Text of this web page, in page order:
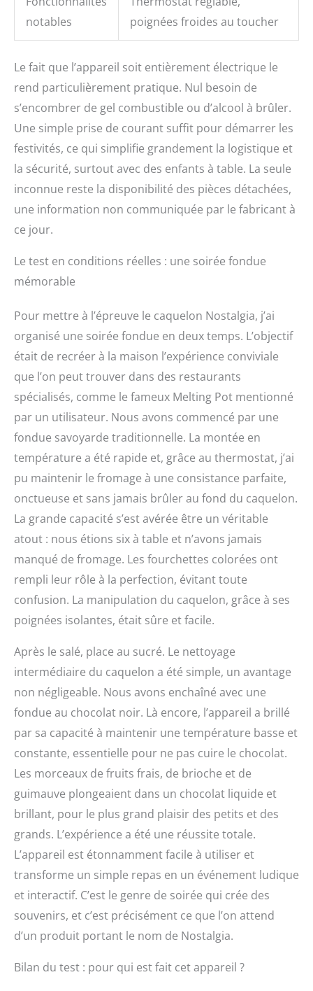
notables
poignées froides au toucher
Le fait que l’appareil soit entièrement électrique le
rend particulièrement pratique. Nul besoin de
s’encombrer de gel combustible ou d’alcool à brûler.
Une simple prise de courant suffit pour démarrer les
festivités, ce qui simplifie grandement la logistique et
la sécurité, surtout avec des enfants à table. La seule
inconnue reste la disponibilité des pièces détachées,
une information non communiquée par le fabricant à
ce jour.
Le test en conditions réelles : une soirée fondue
mémorable
Pour mettre à l’épreuve le caquelon Nostalgia, j’ai
organisé une soirée fondue en deux temps. L’objectif
était de recréer à la maison l’expérience conviviale
que l’on peut trouver dans des restaurants
spécialisés, comme le fameux Melting Pot mentionné
par un utilisateur. Nous avons commencé par une
fondue savoyarde traditionnelle. La montée en
température a été rapide et, grâce au thermostat, j’ai
pu maintenir le fromage à une consistance parfaite,
onctueuse et sans jamais brûler au fond du caquelon.
La grande capacité s’est avérée être un véritable
atout : nous étions six à table et n’avons jamais
manqué de fromage. Les fourchettes colorées ont
rempli leur rôle à la perfection, évitant toute
confusion. La manipulation du caquelon, grâce à ses
poignées isolantes, était sûre et facile.
Après le salé, place au sucré. Le nettoyage
intermédiaire du caquelon a été simple, un avantage
non négligeable. Nous avons enchaîné avec une
fondue au chocolat noir. Là encore, l’appareil a brillé
par sa capacité à maintenir une température basse et
constante, essentielle pour ne pas cuire le chocolat.
Les morceaux de fruits frais, de brioche et de
guimauve plongeaient dans un chocolat liquide et
brillant, pour le plus grand plaisir des petits et des
grands. L’expérience a été une réussite totale.
L’appareil est étonnamment facile à utiliser et
transforme un simple repas en un événement ludique
et interactif. C’est le genre de soirée qui crée des
souvenirs, et c’est précisément ce que l’on attend
d’un produit portant le nom de Nostalgia.
Bilan du test : pour qui est fait cet appareil ?